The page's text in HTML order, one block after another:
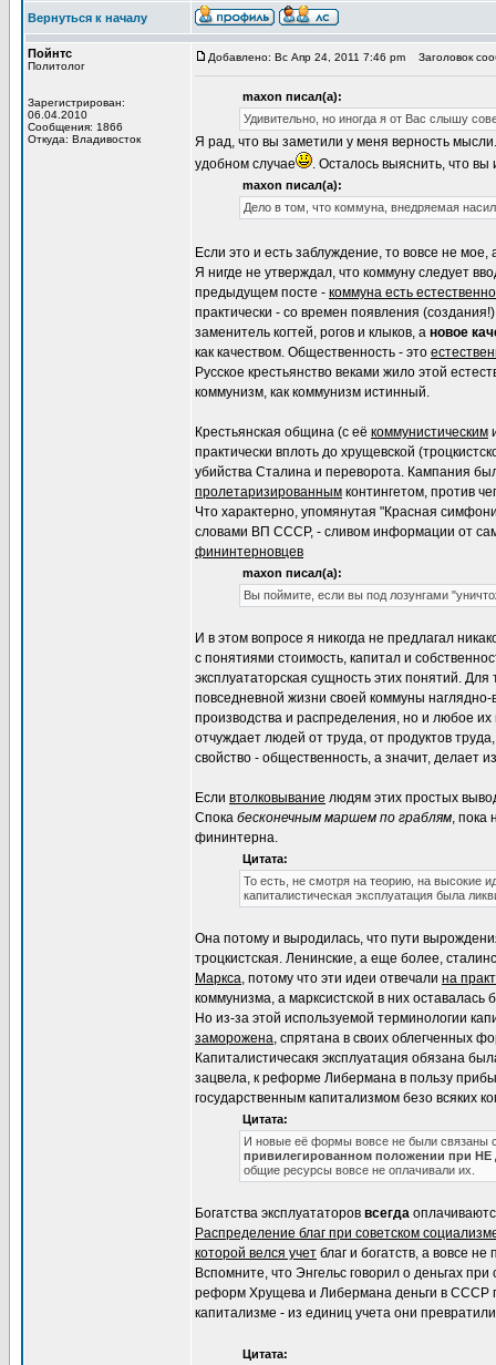
Вернуться к началу
Пойнтс
Политолог
Зарегистрирован:
06.04.2010
Сообщения: 1866
Откуда: Владивосток
Добавлено: Вс Апр 24, 2011 7:46 pm Заголовок
maxon писал(а):
Удивительно, но иногда я от Вас слышу
Я рад, что вы заметили у меня верность
удобном случае
. Осталось выяснить, что
maxon писал(а):
Дело в том, что коммуна, внедряемая
Если это и есть заблуждение, то вовсе не мое,
Я нигде не утверждал, что коммуну следует
предыдущем посте - коммуна есть
практически - со времен появления
заменитель когтей, рогов и клыков, а новое
как качеством. Общественность - это
Русское крестьянство веками жило этой
коммунизм, как коммунизм истинный.
Крестьянская община (с её коммунистическим
практически вплоть до хрущевской
убийства Сталина и переворота. Кампания
пролетаризированным контингетом, против
Что характерно, упомянутая "Красная
словами ВП СССР, - сливом информации от
фининтерновцев
maxon писал(а):
Вы поймите, если вы под лозунгами
И в этом вопросе я никогда не предлагал
с понятиями стоимость, капитал и
эксплуататорская сущность этих понятий.
повседневной жизни своей коммуны
производства и распределения, но и любое
отчуждает людей от труда, от продуктов
свойство - общественность, а значит, делает
Если втолковывание людям этих простых
Спока бесконечным маршем по граблям, пока
фининтерна.
Цитата:
То есть, не смотря на теорию, на высокие
капиталистическая эксплуатация была
Она потому и выродилась, что пути
троцкистская. Ленинские, а еще более,
Маркса, потому что эти идеи отвечали на
коммунизма, а марксистской в них
Но из-за этой используемой терминологии
заморожена, спрятана в своих облегченных
Капиталистичесакя эксплуатация обязана
зацвела, к реформе Либермана в пользу
государственным капитализмом безо всяких
Цитата:
И новые её формы вовсе не были
привилегированном положении при
общие ресурсы вовсе не оплачивали их.
Богатства эксплуататоров всегда
Распределение благ при советском
которой велся учет благ и богатств, а вовсе
Вспомните, что Энгельс говорил о деньгах
реформ Хрущева и Либермана деньги в СССР
капитализме - из единиц учета они
Цитата: